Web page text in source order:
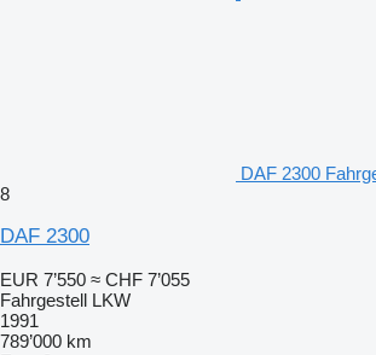
DAF 2300
8
DAF 2300
EUR 7’550 ≈ CHF 7’055
Fahrgestell LKW
1991
789’000 km